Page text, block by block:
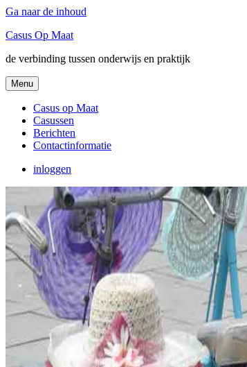
Ga naar de inhoud
Casus Op Maat
de verbinding tussen onderwijs en praktijk
Menu
Casus op Maat
Casussen
Berichten
Contactinformatie
inloggen